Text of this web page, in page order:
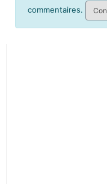
commentaires.